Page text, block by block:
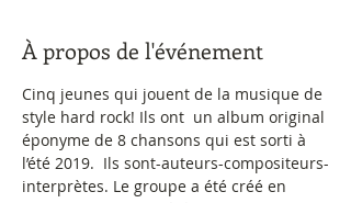
À propos de l'événement
Cinq jeunes qui jouent de la musique de
style hard rock! Ils ont  un album original
éponyme de 8 chansons qui est sorti à
l’été 2019.  Ils sont-auteurs-compositeurs-
interprètes. Le groupe a été créé en